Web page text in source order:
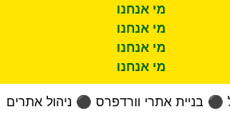
מי אנחנו
מי אנחנו
מי אנחנו
מי אנחנו
⚫ בניית אתרי וורדפרס ⚫ ניהול אתרים